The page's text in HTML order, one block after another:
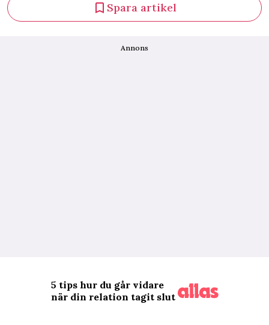
Spara artikel
Annons
5 tips hur du går vidare
när din relation tagit slut